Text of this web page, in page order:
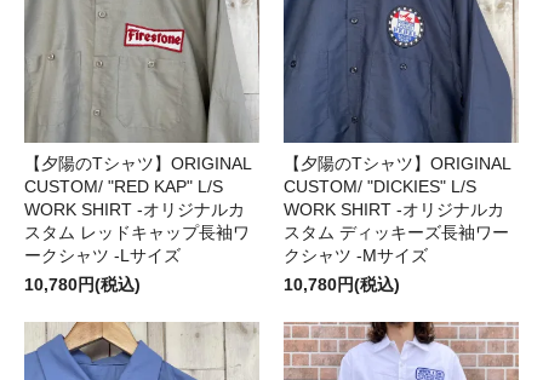
【夕陽のTシャツ】ORIGINAL
CUSTOM/ "RED KAP" L/S
WORK SHIRT -オリジナルカ
スタム レッドキャップ長袖ワ
ークシャツ -Lサイズ
10,780円(税込)
【夕陽のTシャツ】ORIGINAL
CUSTOM/ "DICKIES" L/S
WORK SHIRT -オリジナルカ
スタム ディッキーズ長袖ワー
クシャツ -Mサイズ
10,780円(税込)